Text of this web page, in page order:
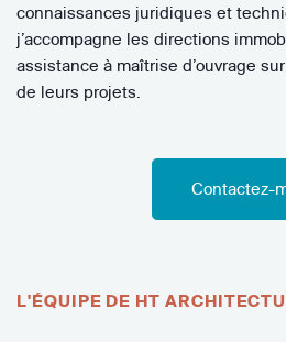
connaissances juridiques et
j’accompagne les directions
assistance à maîtrise d’ouvrage
de leurs projets.
Contactez-
L'ÉQUIPE DE HT